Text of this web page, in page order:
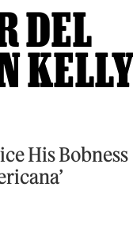
DEL
His Bobness